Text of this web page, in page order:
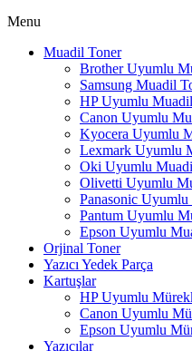
Menu
Muadil Toner
Brother Uyumlu
Samsung Muadil
HP Uyumlu
Canon Uyumlu
Kyocera Uyumlu
Lexmark Uyumlu
Oki Uyumlu
Olivetti Uyumlu
Panasonic
Pantum Uyumlu
Epson Uyumlu
Orjinal Toner
Yazıcı Yedek Parça
Kartuşlar
HP Uyumlu
Canon Uyumlu
Epson Uyumlu
Yazıcılar